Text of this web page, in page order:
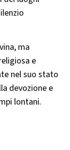
ma
e
nel suo stato
devozione e
lontani.